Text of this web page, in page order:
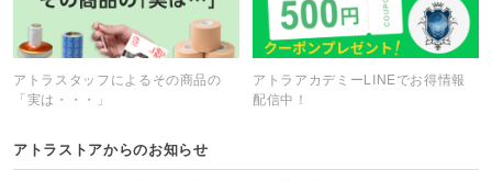
アトラスタッフによるその商品の
「実は・・・」
アトラアカデミーLINEでお得情報
配信中！
アトラストアからのお知らせ